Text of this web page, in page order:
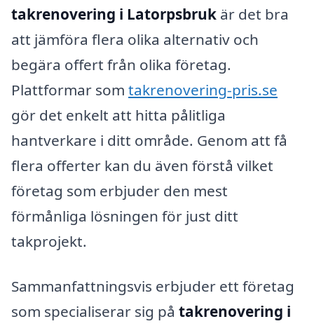
takrenovering i Latorpsbruk är det bra
att jämföra flera olika alternativ och
begära offert från olika företag.
Plattformar som takrenovering-pris.se
gör det enkelt att hitta pålitliga
hantverkare i ditt område. Genom att få
flera offerter kan du även förstå vilket
företag som erbjuder den mest
förmånliga lösningen för just ditt
takprojekt.
Sammanfattningsvis erbjuder ett företag
som specialiserar sig på takrenovering i